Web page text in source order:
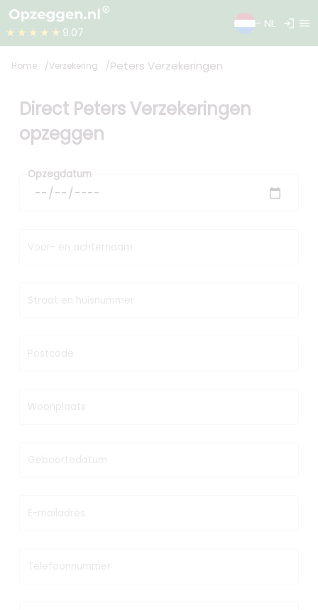
★★★★★ 9.07
- NL login menu
Home Verzekering Peters Verzekeringen
Direct Peters Verzekeringen
opzeggen
Opzegdatum
Voor- en achternaam
Straat en huisnummer
Postcode
Woonplaats
Geboortedatum
E-mailadres
Telefoonnummer